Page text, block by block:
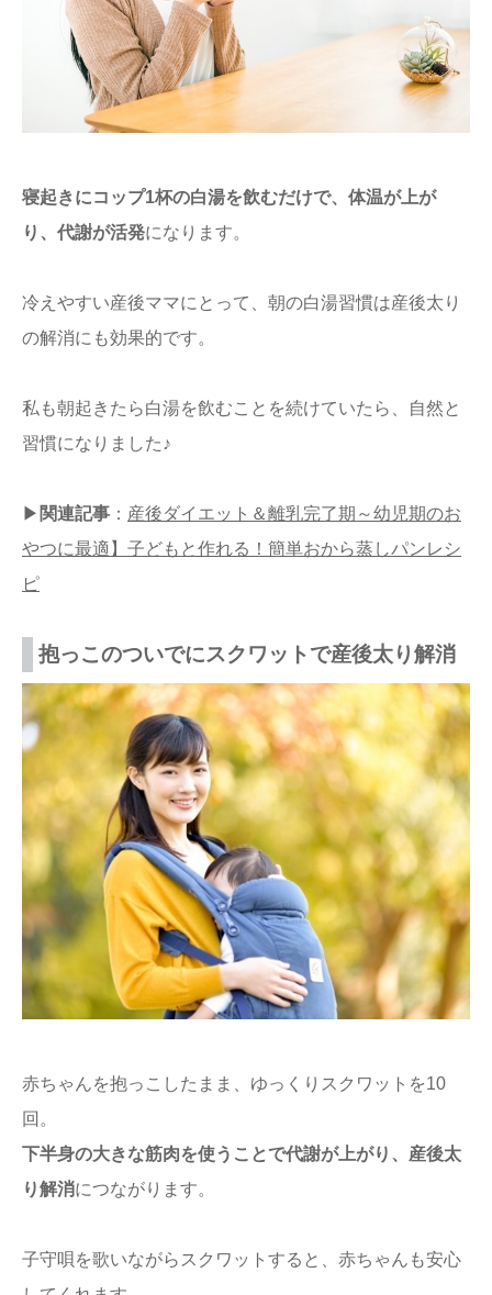
寝起きにコップ1杯の白湯を飲むだけで、体温が上が
り、代謝が活発になります。
冷えやすい産後ママにとって、朝の白湯習慣は産後太り
の解消にも効果的です。
私も朝起きたら白湯を飲むことを続けていたら、自然と
習慣になりました♪
▶ 関連記事 ： 産後ダイエット＆離乳完了期～幼児期のお
やつに最適】子どもと作れる！簡単おから蒸しパンレシ
ピ
抱っこのついでにスクワットで産後太り解消
赤ちゃんを抱っこしたまま、ゆっくりスクワットを10
回。
下半身の大きな筋肉を使うことで代謝が上がり、産後太
り解消につながります。
子守唄を歌いながらスクワットすると、赤ちゃんも安心